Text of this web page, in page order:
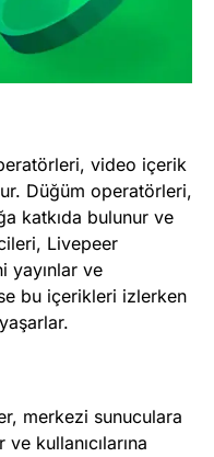
video içerik
Düğüm operatörleri,
katkıda bulunur ve
Livepeer
yayınlar ve
bu içerikleri izlerken
​.
merkezi sunuculara
ve kullanıcılarına